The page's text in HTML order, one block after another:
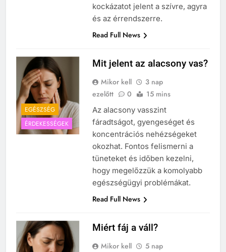
kockázatot jelent a szívre, agyra
és az érrendszerre.
Read Full News
EGÉSZSÉG
ÉRDEKESSÉGEK
Mit jelent az alacsony vas?
Mikor kell
3 nap
ezelőtt
0 15 mins
Az alacsony vasszint
fáradtságot, gyengeséget és
koncentrációs nehézségeket
okozhat. Fontos felismerni a
tüneteket és időben kezelni,
hogy megelőzzük a komolyabb
egészségügyi problémákat.
Read Full News
Miért fáj a váll?
Mikor kell
5 nap